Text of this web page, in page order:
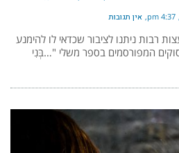
4:37 pm אין תגובות
רבות ניתנו לציבור שכדאי לו להימנע
המפורסמים בספר משלי "…בְּנִי